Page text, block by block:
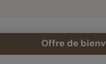
Offre de